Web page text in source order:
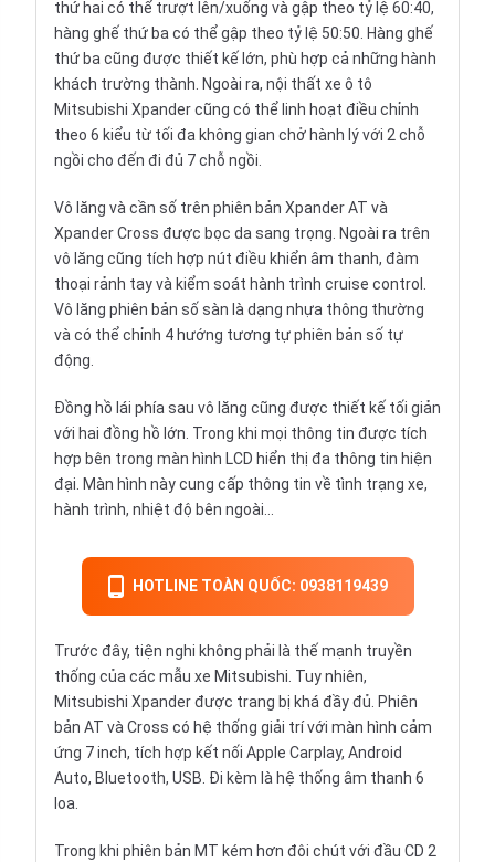
thứ hai có thể trượt lên/xuống và gập theo tỷ lệ 60:40,
hàng ghế thứ ba có thể gập theo tỷ lệ 50:50. Hàng ghế
thứ ba cũng được thiết kế lớn, phù hợp cả những hành
khách trường thành. Ngoài ra, nội thất xe ô tô
Mitsubishi Xpander cũng có thể linh hoạt điều chỉnh
theo 6 kiểu từ tối đa không gian chở hành lý với 2 chỗ
ngồi cho đến đi đủ 7 chỗ ngồi.
Vô lăng và cần số trên phiên bản Xpander AT và
Xpander Cross được bọc da sang trọng. Ngoài ra trên
vô lăng cũng tích hợp nút điều khiển âm thanh, đàm
thoại rảnh tay và kiểm soát hành trình cruise control.
Vô lăng phiên bản số sàn là dạng nhựa thông thường
và có thể chỉnh 4 hướng tương tự phiên bản số tự
động.
Đồng hồ lái phía sau vô lăng cũng được thiết kế tối giản
với hai đồng hồ lớn. Trong khi mọi thông tin được tích
hợp bên trong màn hình LCD hiển thị đa thông tin hiện
đại. Màn hình này cung cấp thông tin về tình trạng xe,
hành trình, nhiệt độ bên ngoài…
HOTLINE TOÀN QUỐC: 0938119439
Trước đây, tiện nghi không phải là thế mạnh truyền
thống của các mẫu xe Mitsubishi. Tuy nhiên,
Mitsubishi Xpander được trang bị khá đầy đủ. Phiên
bản AT và Cross có hệ thống giải trí với màn hình cảm
ứng 7 inch, tích hợp kết nối Apple Carplay, Android
Auto, Bluetooth, USB. Đi kèm là hệ thống âm thanh 6
loa.
Trong khi phiên bản MT kém hơn đôi chút với đầu CD 2